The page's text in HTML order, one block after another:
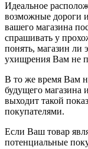
Идеальное
возможные дороги
вашего магазина
спрашивать у
понять, магазин ли
ухищрения Вам не
В то же время Вам
будущего магазина
выходит такой
покупателями.
Если Ваш товар
потенциальные